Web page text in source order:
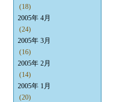
(18)
2005年 4月
(24)
2005年 3月
(16)
2005年 2月
(14)
2005年 1月
(20)